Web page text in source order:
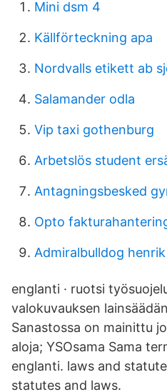
Mini dsm 4
Källförteckning apa
Nordvalls etikett ab
Salamander odla
Vip taxi gothenburg
Arbetslös student
Antagningsbesked
Opto
Admiralbulldog
englanti · ruotsi
valokuvauksen
Sanastossa on mainittu
aloja; YSOsama Sama
englanti. laws and
statutes and laws.